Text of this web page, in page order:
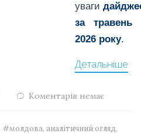
уваги
за травень
2026 року.
Детальніше
Коментарів немає
#молдова, аналітичний огляд,